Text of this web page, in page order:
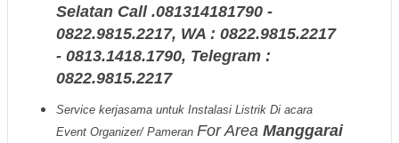
Selatan Call .081314181790 -
0822.9815.2217, WA : 0822.9815.2217
- 0813.1418.1790, Telegram :
0822.9815.2217
Service kerjasama untuk Instalasi Listrik Di acara
Event Organizer/ Pameran For Area Manggarai